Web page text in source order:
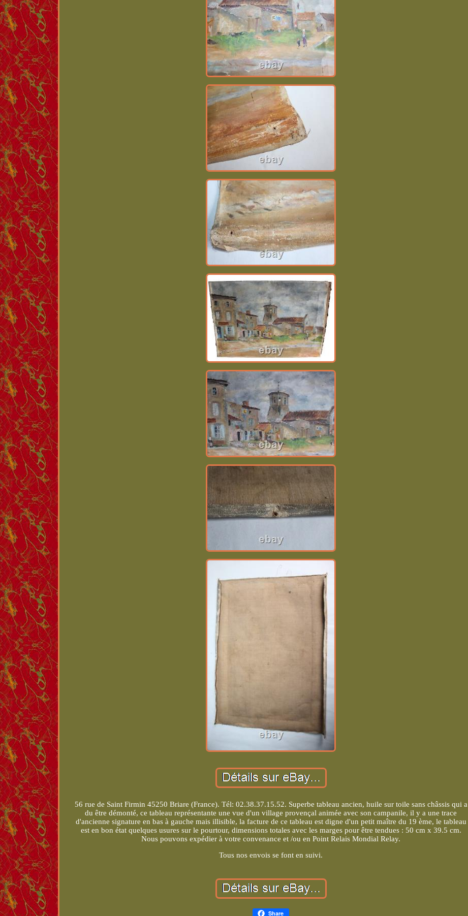
56 rue de Saint Firmin 45250 Briare (France). Tél: 02.38.37.15.52. Superbe tableau ancien, huile sur toile sans châssis qui a
du être démonté, ce tableau représentante une vue d'un village provençal animée avec son campanile, il y a une trace
d'ancienne signature en bas à gauche mais illisible, la facture de ce tableau est digne d'un petit maître du 19 ème, le tableau
est en bon état quelques usures sur le pourtour, dimensions totales avec les marges pour être tendues : 50 cm x 39.5 cm.
Nous pouvons expédier à votre convenance et /ou en Point Relais Mondial Relay.
Tous nos envois se font en suivi.
Share